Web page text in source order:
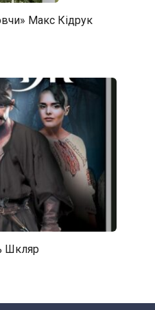
Макс Кідрук
Шкляр